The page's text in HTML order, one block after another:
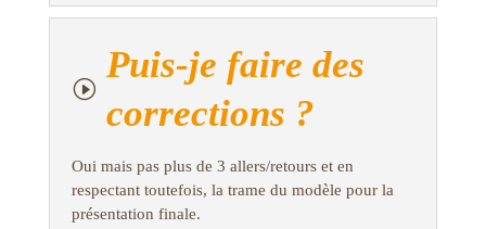
I
Puis-je faire des
corrections ?
Oui mais pas plus de 3 allers/retours et en
respectant toutefois, la trame du modèle pour la
présentation finale.